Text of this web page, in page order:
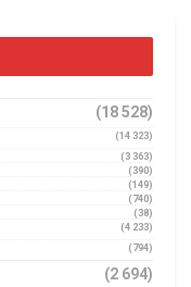
(18 528)
(14 323)
(3 363)
(390)
(149)
(740)
(38)
(4 233)
(794)
(2 694)